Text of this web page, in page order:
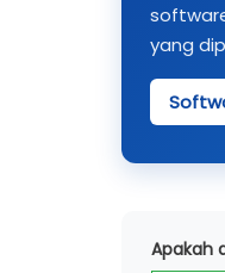
yang
Apakah